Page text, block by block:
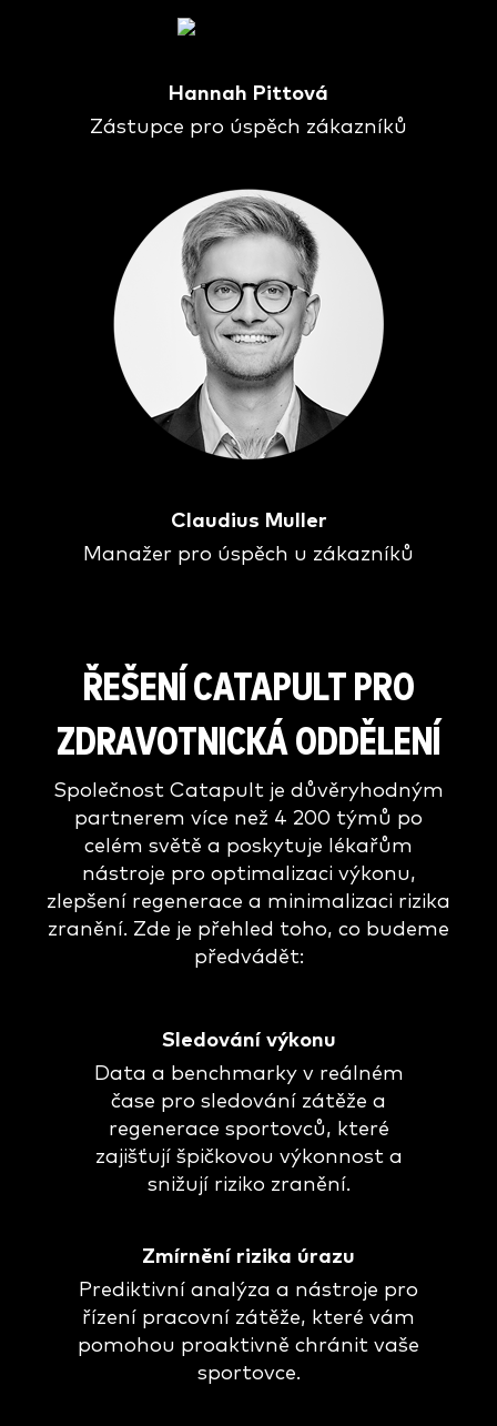
Hannah Pittová
Zástupce pro úspěch zákazníků
Claudius Muller
Manažer pro úspěch u zákazníků
ŘEŠENÍ CATAPULT PRO
ZDRAVOTNICKÁ ODDĚLENÍ
Společnost Catapult je důvěryhodným
partnerem více než 4 200 týmů po
celém světě a poskytuje lékařům
nástroje pro optimalizaci výkonu,
zlepšení regenerace a minimalizaci rizika
zranění. Zde je přehled toho, co budeme
předvádět:
Sledování výkonu
Data a benchmarky v reálném
čase pro sledování zátěže a
regenerace sportovců, které
zajišťují špičkovou výkonnost a
snižují riziko zranění.
Zmírnění rizika úrazu
Prediktivní analýza a nástroje pro
řízení pracovní zátěže, které vám
pomohou proaktivně chránit vaše
sportovce.